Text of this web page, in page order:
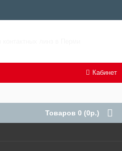
Товаров 0 (0р.)
Кабинет